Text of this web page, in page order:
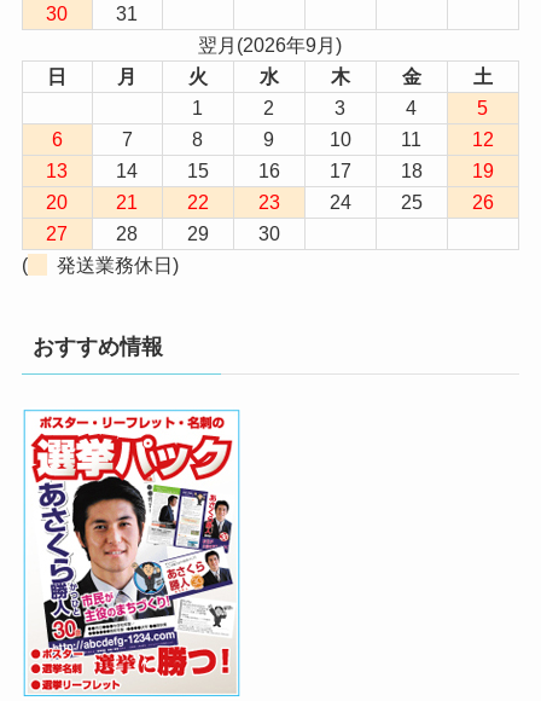
30
31
翌月(2026年9月)
日
月 火 水 木 金
土
1
2 3 4
5
6
7 8 9 10 11
12
13
14 15 16 17 18
19
20
21 22 23 24 25
26
27
28 29
30
(
発送業務休日)
おすすめ情報